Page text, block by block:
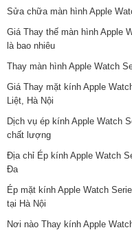
Sửa chữa màn hình Apple
Giá Thay thế màn hình Apple
là bao nhiêu
Thay màn hình Apple Watch
Giá Thay mặt kính Apple
Liệt, Hà Nội
Dịch vụ ép kính Apple Watch
chất lượng
Địa chỉ Ép kính Apple Watch
Đa
Ép mặt kính Apple Watch
tại Hà Nội
Nơi nào Thay kính Apple